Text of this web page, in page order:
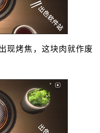
现烤焦，这块肉就作废